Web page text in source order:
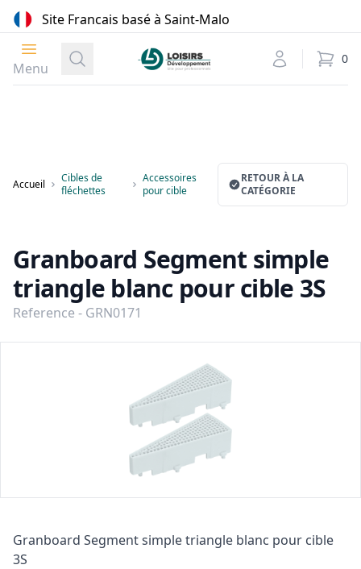
Site Francais basé à Saint-Malo
Ouvrir le menu
Menu
RechercheLoisirs DéveloppementMon compte
0
Accueil
Cibles de
fléchettes
Accessoires
pour cible
RETOUR À LA
CATÉGORIE
Granboard Segment simple
triangle blanc pour cible 3S
Reference - GRN0171
Description
Granboard Segment simple triangle blanc pour cible
3S